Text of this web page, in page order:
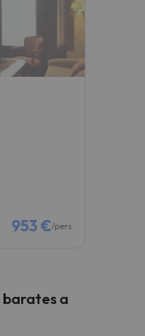
953 €/pers.
barates a